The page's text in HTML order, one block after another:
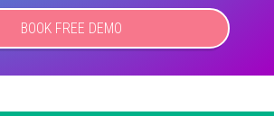
BOOK FREE DEMO